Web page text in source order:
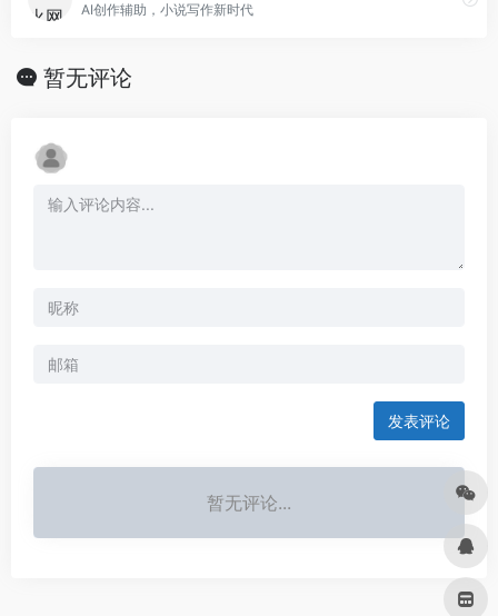
AI创作辅助，小说写作新时代
暂无评论
发表评论
暂无评论...